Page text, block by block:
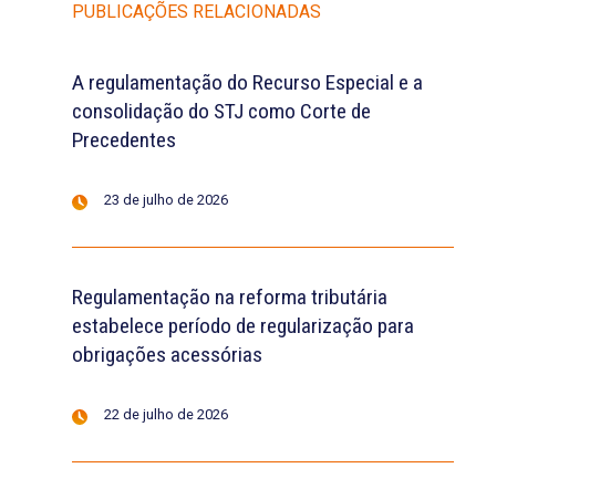
PUBLICAÇÕES RELACIONADAS
A regulamentação do Recurso Especial e a
consolidação do STJ como Corte de
Precedentes
23 de julho de 2026
Regulamentação na reforma tributária
estabelece período de regularização para
obrigações acessórias
22 de julho de 2026